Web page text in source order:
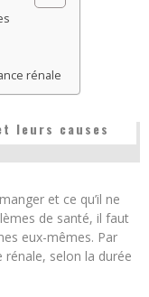
rénale
leurs causes
et ce qu’il ne
de santé, il faut
eux-mêmes. Par
rénale, selon la durée